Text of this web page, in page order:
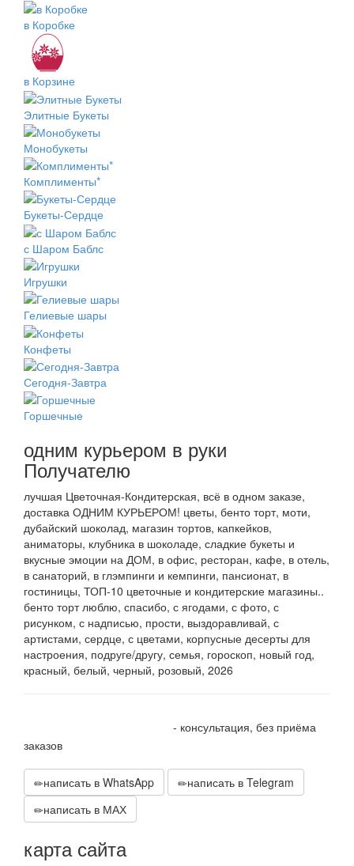
в Коробке
в Корзине
Элитные Букеты
Монобукеты
Комплименты*
Букеты-Сердце
с Шаром Баблс
Игрушки
Гелиевые шары
Конфеты
Сегодня-Завтра
Горшечные
одним курьером в руки
Получателю
лучшая Цветочная-Кондитерская, всё в одном заказе,
доставка ОДНИМ КУРЬЕРОМ! цветы, бенто торт, моти,
дубайский шоколад, магазин тортов, капкейков,
аниматоры, клубника в шоколаде, сладкие букеты и
вкусные эмоции на ДОМ, в офис, ресторан, кафе, в отель,
в санаторий, в глэмпинги и кемпинги, пансионат, в
гостиницы, ТОП-10 цветочные и кондитерские магазины..
бенто торт люблю, спасибо, с ягодами, с фото, с
рисунком, с надписью, прости, выздоравливай, с
артистами, сердце, с цветами, корпусные десерты для
настроения, подруге/другу, семья, гороскоп, новый год,
красный, белый, черный, розовый, 2026
- консультация, без приёма
заказов
написать в WhatsApp
написать в Telegram
написать в МАХ
карта сайта